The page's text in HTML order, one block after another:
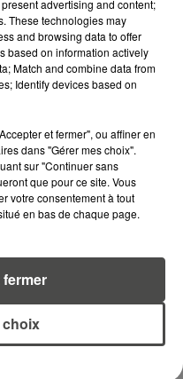
: EST-IL
DE
MATIN ?
DE FORÊT : LES
advertising and content;
These technologies may
and browsing data to offer
based on information actively
Match and combine data from
Identify devices based on
et fermer", ou affiner en
dans "Gérer mes choix".
sur "Continuer sans
que pour ce site. Vous
votre consentement à tout
en bas de chaque page.
choix